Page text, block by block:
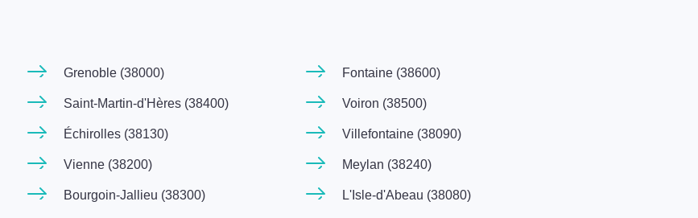
Grenoble (38000)
Saint-Martin-d'Hères (38400)
Échirolles (38130)
Vienne (38200)
Bourgoin-Jallieu (38300)
Fontaine (38600)
Voiron (38500)
Villefontaine (38090)
Meylan (38240)
L'Isle-d'Abeau (38080)